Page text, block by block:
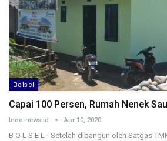
Bolsel
Capai 100 Persen, Rumah Nenek
Indo-news.id Apr 10, 2020
B O L S E L - Setelah dibangun oleh Satgas